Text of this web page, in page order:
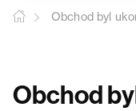
Obchod byl
Obchod